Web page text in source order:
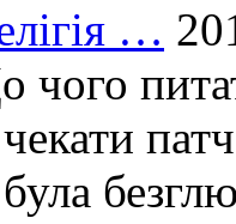
…
чого